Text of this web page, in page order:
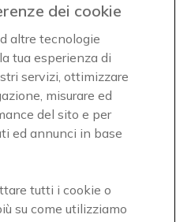
gruppo INCEPT
dei cookie
altre tecnologie
tua esperienza di
servizi, ottimizzare
misurare ed
del sito e per
ed annunci in base
tutti i cookie o
su come utilizziamo